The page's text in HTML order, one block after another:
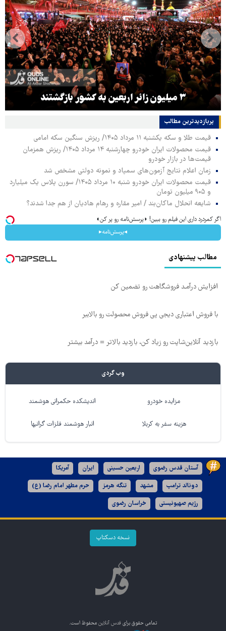
۳ میلیون زائر اربعین به کشور بازگشتند
پربازدیدترین‌ مطالب
قیمت طلا و سکه یکشنبه ۱۱ مرداد ۱۴۰۵/ ریزش سنگین سکه امامی
قیمت محصولات ایران خودرو چهارشنبه ۱۴ مرداد ۱۴۰۵/ ریزش همزمان
قیمت‌ها در بازار خودرو
زمان اعلام نتایج آزمون‌های سمپاد و نمونه دولتی مشخص شد
قیمت محصولات ایران خودرو شنبه ۱۰ مرداد ۱۴۰۵/ سورن پلاس یک میلیارد
و ۹۰۵ میلیون تومان
شایعه انحلال ماکان‌بند / امیر مقاره و رهام هادیان از هم جدا شدند؟
اگر کمردرد داری این فیلم رو ببین! ◗پرسش‌نامه رو پر کن◖
◂پرسش‌نامه▸
مطالب پیشنهادی
افزایش درآمـد فروشگاهت رو تضمین کن
با فروش اعتباری دیجی پی فروش محصولت رو بالاببر
بازدید آنلاین‌شاپت رو زیاد کن، بازدید بالاتر = درآمد بیشتر
وب گردی
مزایده خودرو اندیشکده حکمرانی هوشمند
هزینه سفر به کربلا انبار هوشمند فلزات گرانبها
آستان قدس رضوی اربعین حسینی ایران آمریکا
دونالد ترامپ مشهد تنگه هرمز حرم مطهر امام رضا (ع)
رژیم صهیونیستی خراسان رضوی
نسخه دسکتاپ
تمامی حقوق برای قدس آنلاین محفوظ است.